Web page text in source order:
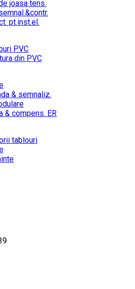
joasa tens.
pt.inst.el.
PVC
din PVC
& semnaliz.
& compens. ER
tablouri